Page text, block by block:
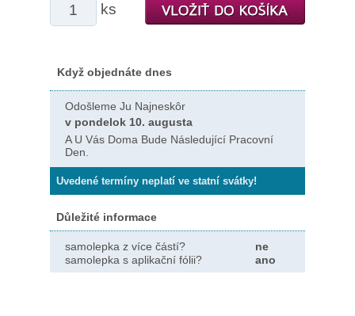
ks
Když objednáte dnes
Odošleme Ju Najneskôr
v pondelok 10. augusta
A U Vás Doma Bude Následující Pracovní
Den.
Uvedené termíny neplatí ve statní svátky!
Důležité informace
samolepka z více částí?
ne
samolepka s aplikační fólii?
ano